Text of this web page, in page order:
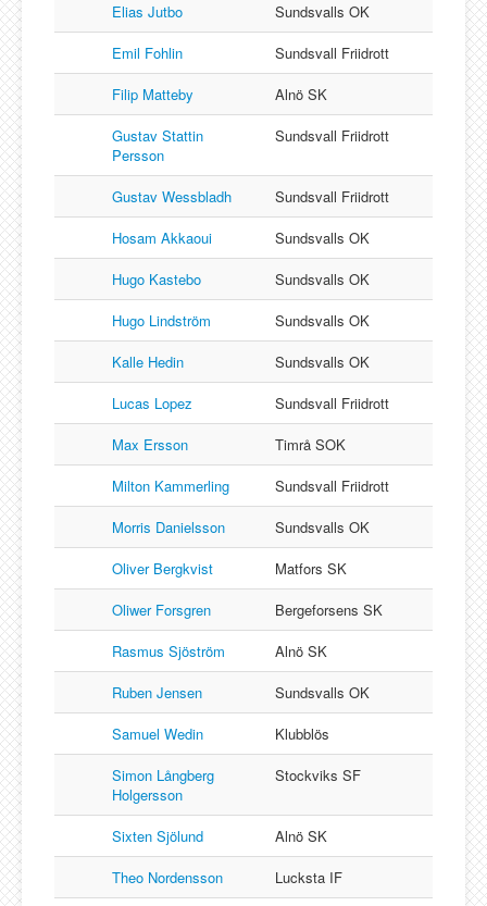
Elias Jutbo
Sundsvalls OK
Emil Fohlin
Sundsvall Friidrott
Filip Matteby
Alnö SK
Gustav Stattin
Persson
Sundsvall Friidrott
Gustav Wessbladh
Sundsvall Friidrott
Hosam Akkaoui
Sundsvalls OK
Hugo Kastebo
Sundsvalls OK
Hugo Lindström
Sundsvalls OK
Kalle Hedin
Sundsvalls OK
Lucas Lopez
Sundsvall Friidrott
Max Ersson
Timrå SOK
Milton Kammerling
Sundsvall Friidrott
Morris Danielsson
Sundsvalls OK
Oliver Bergkvist
Matfors SK
Oliwer Forsgren
Bergeforsens SK
Rasmus Sjöström
Alnö SK
Ruben Jensen
Sundsvalls OK
Samuel Wedin
Klubblös
Simon Långberg
Holgersson
Stockviks SF
Sixten Sjölund
Alnö SK
Theo Nordensson
Lucksta IF